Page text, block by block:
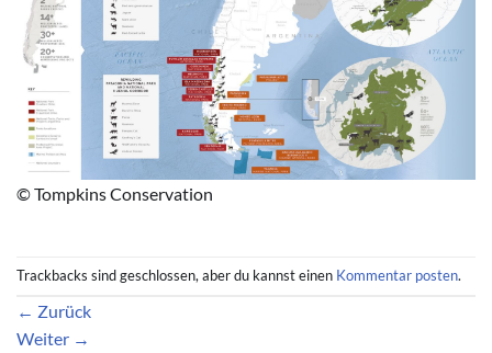
© Tompkins Conservation
Trackbacks sind geschlossen, aber du kannst einen Kommentar posten.
← Zurück
Weiter →